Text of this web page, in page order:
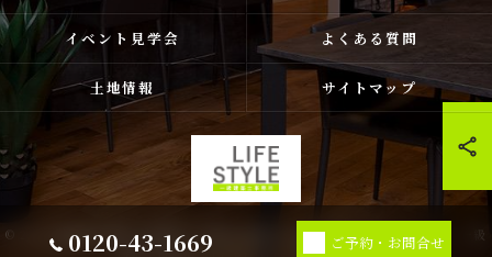
0120-43-1669 ご予約・お問合せ
イベント見学会 よくある質問
土地情報 サイトマップ
© 2026 福岡県古賀市❘福津市❘宗像市❘新宮の注文住宅ならライフスタイル 一級